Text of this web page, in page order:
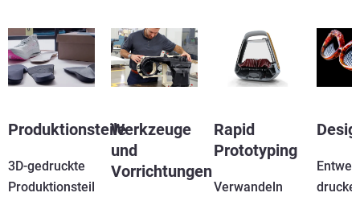
Produktionsteile
3D-gedruckte
Produktionsteil
Werkzeuge
und
Vorrichtungen
Rapid
Prototyping
Verwandeln